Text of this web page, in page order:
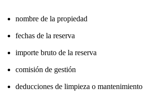
nombre de la propiedad
fechas de la reserva
importe bruto de la reserva
comisión de gestión
deducciones de limpieza o mantenimiento